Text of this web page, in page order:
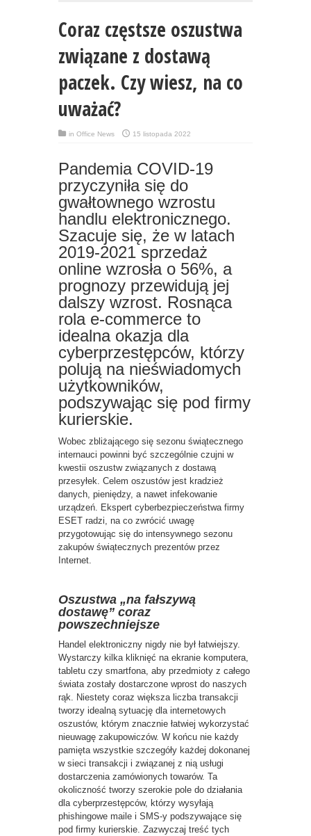
Coraz częstsze oszustwa
związane z dostawą
paczek. Czy wiesz, na co
uważać?
in Office News 15 listopada 2022
Pandemia COVID-19
przyczyniła się do
gwałtownego wzrostu
handlu elektronicznego.
Szacuje się, że w latach
2019-2021 sprzedaż
online wzrosła o 56%, a
prognozy przewidują jej
dalszy wzrost. Rosnąca
rola e-commerce to
idealna okazja dla
cyberprzestępców, którzy
polują na nieświadomych
użytkowników,
podszywając się pod firmy
kurierskie.
Wobec zbliżającego się sezonu świątecznego
internauci powinni być szczególnie czujni w
kwestii oszustw związanych z dostawą
przesyłek. Celem oszustów jest kradzież
danych, pieniędzy, a nawet infekowanie
urządzeń. Ekspert cyberbezpieczeństwa firmy
ESET radzi, na co zwrócić uwagę
przygotowując się do intensywnego sezonu
zakupów świątecznych prezentów przez
Internet.
Oszustwa „na fałszywą
dostawę” coraz
powszechniejsze
Handel elektroniczny nigdy nie był łatwiejszy.
Wystarczy kilka kliknięć na ekranie komputera,
tabletu czy smartfona, aby przedmioty z całego
świata zostały dostarczone wprost do naszych
rąk. Niestety coraz większa liczba transakcji
tworzy idealną sytuację dla internetowych
oszustów, którym znacznie łatwiej wykorzystać
nieuwagę zakupowiczów. W końcu nie każdy
pamięta wszystkie szczegóły każdej dokonanej
w sieci transakcji i związanej z nią usługi
dostarczenia zamówionych towarów. Ta
okoliczność tworzy szerokie pole do działania
dla cyberprzestępców, którzy wysyłają
phishingowe maile i SMS-y podszywające się
pod firmy kurierskie. Zazwyczaj treść tych